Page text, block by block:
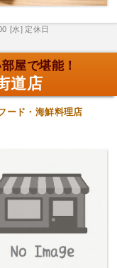
[水] 定休日
屋で堪能！
道店
ード・海鮮料理店